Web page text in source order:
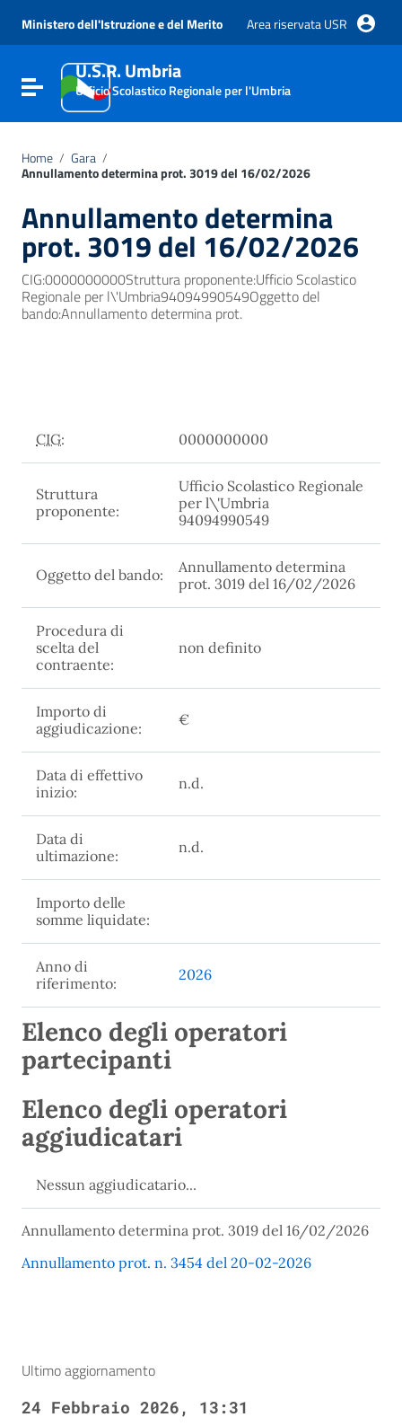
Vai al menu di navigazione
Vai al footer
Ministero dell'Istruzione e del Merito Area riservata USR
Attiva / disattiva la navigazione
U.S.R. Umbria
Ufficio Scolastico Regionale per l'Umbria
Home / Gara /
Annullamento determina prot. 3019 del 16/02/2026
Annullamento determina
prot. 3019 del 16/02/2026
CIG:0000000000Struttura proponente:Ufficio Scolastico
Regionale per l\'Umbria94094990549Oggetto del
bando:Annullamento determina prot.
CIG: 0000000000
Struttura
proponente:
Ufficio Scolastico Regionale
per l\'Umbria
94094990549
Oggetto del bando:
Annullamento determina
prot. 3019 del 16/02/2026
Procedura di
scelta del
contraente:
non definito
Importo di
aggiudicazione:
€
Data di effettivo
inizio:
n.d.
Data di
ultimazione:
n.d.
Importo delle
somme liquidate:
Anno di
riferimento:
2026
Elenco degli operatori
partecipanti
Elenco degli operatori
aggiudicatari
Nessun aggiudicatario...
Annullamento determina prot. 3019 del 16/02/2026
Annullamento prot. n. 3454 del 20-02-2026
Ultimo aggiornamento
24 Febbraio 2026, 13:31